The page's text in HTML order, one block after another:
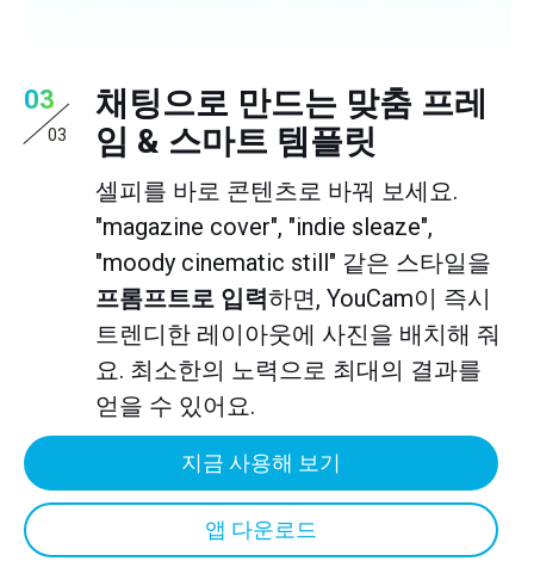
03
03
채팅으로 만드는 맞춤 프레
임 & 스마트 템플릿
셀피를 바로 콘텐츠로 바꿔 보세요.
"magazine cover", "indie sleaze",
"moody cinematic still" 같은 스타일을
프롬프트로 입력하면, YouCam이 즉시
트렌디한 레이아웃에 사진을 배치해 줘
요. 최소한의 노력으로 최대의 결과를
얻을 수 있어요.
지금 사용해 보기
앱 다운로드